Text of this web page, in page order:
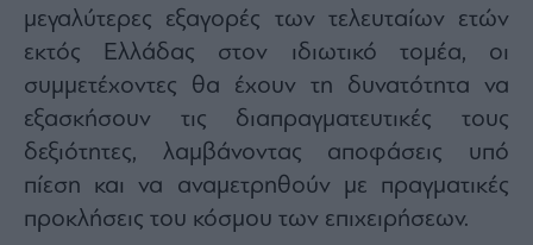
Two
Μετοχές
Αγορές
Trader's
book
μεγαλύτερες εξαγορές των τελευταίων ετών
εκτός Ελλάδας στον ιδιωτικό τομέα, οι
συμμετέχοντες θα έχουν τη δυνατότητα να
εξασκήσουν τις διαπραγματευτικές τους
δεξιότητες, λαμβάνοντας αποφάσεις υπό
πίεση και να αναμετρηθούν με πραγματικές
προκλήσεις του κόσμου των επιχειρήσεων.